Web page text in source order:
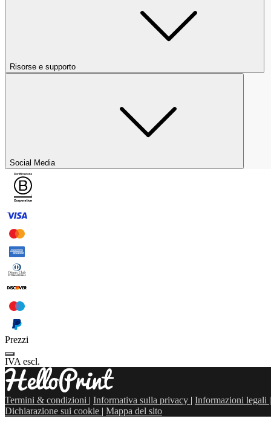
Risorse e supporto
Social Media
Prezzi
IVA escl.
Termini & condizioni | Informativa sulla privacy | Informazioni legali |
Dichiarazione sui cookie | Mappa del sito